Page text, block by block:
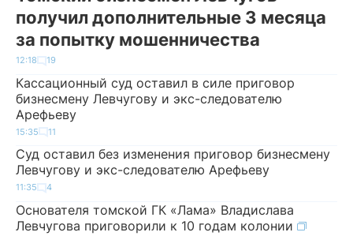
получил дополнительные 3 месяца
за попытку мошенничества
12:18 19
Кассационный суд оставил в силе приговор
бизнесмену Левчугову и экс-следователю
Арефьеву
15:35 11
Суд оставил без изменения приговор бизнесмену
Левчугову и экс-следователю Арефьеву
11:35 4
Основателя томской ГК «Лама» Владислава
Левчугова приговорили к 10 годам колонии